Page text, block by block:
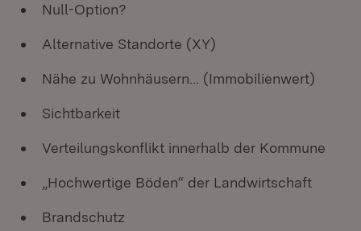
Null-Option?
Alternative Standorte (XY)
Nähe zu Wohnhäusern… (Immobilienwert)
Sichtbarkeit
Verteilungskonflikt innerhalb der Kommune
„Hochwertige Böden“ der Landwirtschaft
Brandschutz